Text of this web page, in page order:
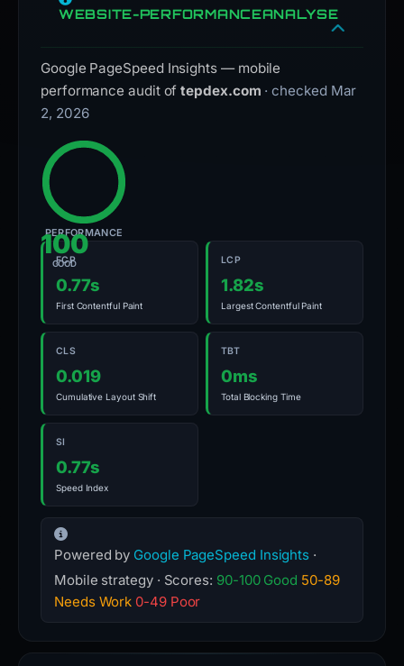
WEBSITE-PERFORMANCEANALYSE
Google PageSpeed Insights — mobile
performance audit oftepdex.com · checked Mar
2, 2026
100
GOOD
PERFORMANCE
FCP
0.77s
First Contentful Paint
LCP
1.82s
Largest Contentful Paint
CLS
0.019
Cumulative Layout Shift
TBT
0ms
Total Blocking Time
SI
0.77s
Speed Index
Powered by Google PageSpeed Insights ·
Mobile strategy · Scores: 90-100 Good 50-89
Needs Work 0-49 Poor